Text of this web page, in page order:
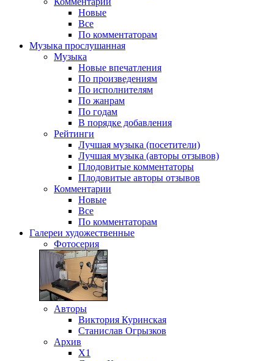
Новые
Все
По комментаторам
Музыка прослушанная
Музыка
Новые впечатления
По произведениям
По исполнителям
По жанрам
По годам
В порядке добавления
Рейтинги
Лучшая музыка (посетители)
Лучшая музыка (авторы отзывов)
Плодовитые комментаторы
Плодовитые авторы отзывов
Комментарии
Новые
Все
По комментаторам
Галереи художественные
Фотосерия
Авторы
Виктория Куринская
Станислав Огрызков
Архив
X1